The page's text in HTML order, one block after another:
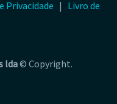
Privacidade | Livro de
lda© Copyright.